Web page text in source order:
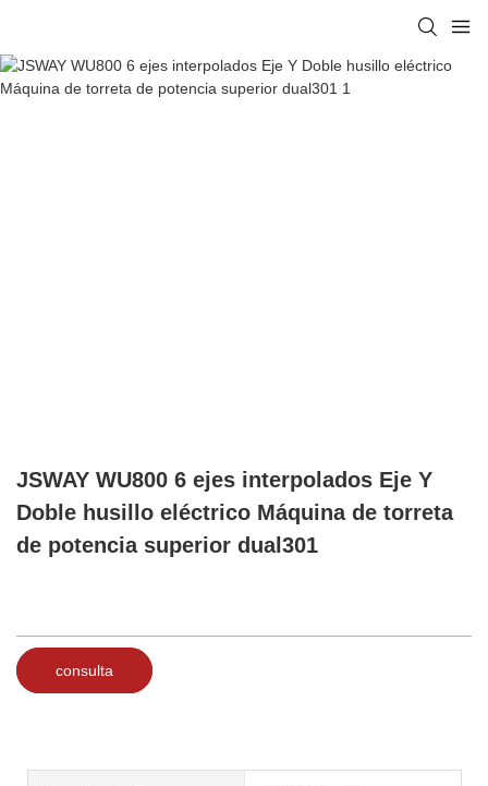
JSWAY WU800 6 ejes interpolados Eje Y
Doble husillo eléctrico Máquina de torreta
de potencia superior dual301
consulta